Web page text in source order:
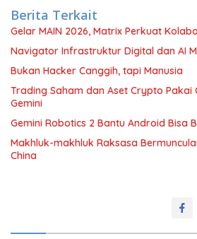
Berita Terkait
Gelar MAIN 2026, Matrix Perkuat
Navigator Infrastruktur Digital dan AI
Bukan Hacker Canggih, tapi Manusia
Trading Saham dan Aset Crypto Pakai
Gemini
Gemini Robotics 2 Bantu Android Bisa
Makhluk-makhluk Raksasa
China